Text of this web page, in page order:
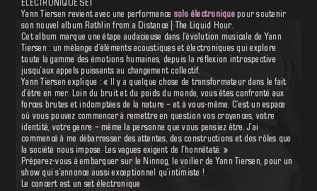
de Yann Tiersen : un mélange d’éléments acoustiques et
électroniques qui explore toute la gamme des émotions humaines,
depuis la réflexion introspective jusqu’aux appels puissants au
changement collectif.
Yann Tiersen explique : « Il y a quelque chose de transformateur
dans le fait d’être en mer. Loin du bruit et du poids du monde,
vous êtes confronté aux forces brutes et indomptées de la nature
– et à vous-même. C’est un espace où vous pouvez commencer à
remettre en question vos croyances, votre identité, votre genre –
même la personne que vous pensiez être. J’ai commencé à me
débarrasser des attentes, des constructions et des rôles que la
société nous impose. Les vagues exigent de l’honnêteté. »
Préparez-vous à embarquer sur le Ninnog, le voilier de Yann
Tiersen, pour un show qui s’annonce aussi exceptionnel
qu’intimiste !
Le concert est un set électronique
ELECTRONIQUE SET
Yann Tiersen revient avec une performance solo électroniquepour soutenir
son nouvel album Rathlin from a Distance | The Liquid Hour.
Cet album marque une étape audacieuse dans l’évolution musicale de Yann
Tiersen : un mélange d’éléments acoustiques et électroniques qui explore
toute la gamme des émotions humaines, depuis la réflexion introspective
jusqu’aux appels puissants au changement collectif.
Yann Tiersen explique : « Il y a quelque chose de transformateur dans le fait
d’être en mer. Loin du bruit et du poids du monde, vous êtes confronté aux
forces brutes et indomptées de la nature – et à vous-même. C’est un espace
où vous pouvez commencer à remettre en question vos croyances, votre
identité, votre genre – même la personne que vous pensiez être. J’ai
commencé à me débarrasser des attentes, des constructions et des rôles que
la société nous impose. Les vagues exigent de l’honnêteté. »
Préparez-vous à embarquer sur le Ninnog, le voilier de Yann Tiersen, pour un
show qui s’annonce aussi exceptionnel qu’intimiste !
Le concert est un set électronique